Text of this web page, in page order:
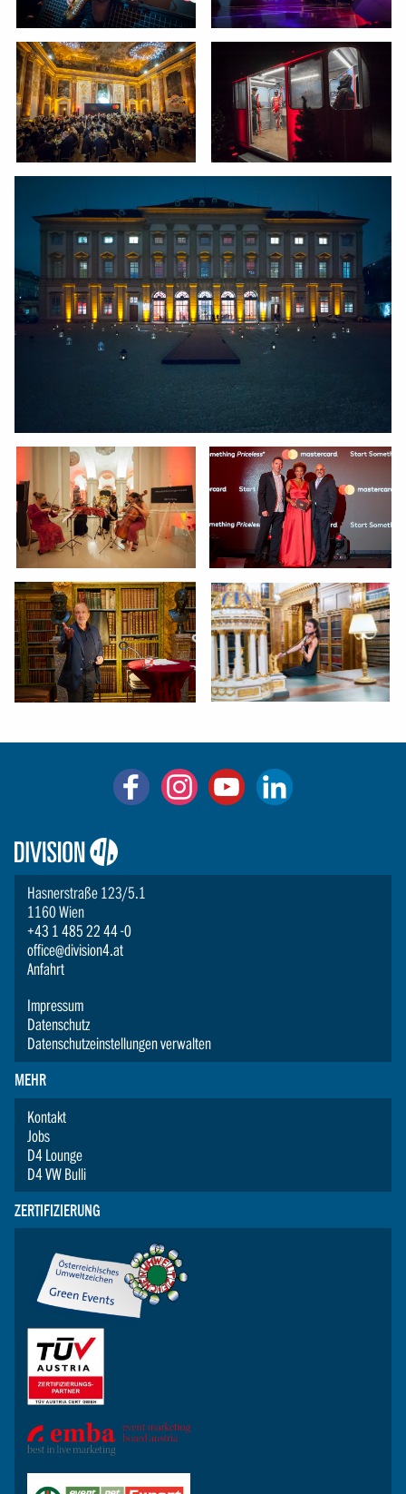
Logo:
Division4
Hasnerstraße 123/5.1
1160 Wien
+43 1 485 22 44 -0
office@division4.at
Anfahrt
Impressum
Datenschutz
Datenschutzeinstellungen verwalten
MEHR
Kontakt
Jobs
D4 Lounge
D4 VW Bulli
ZERTIFIZIERUNG